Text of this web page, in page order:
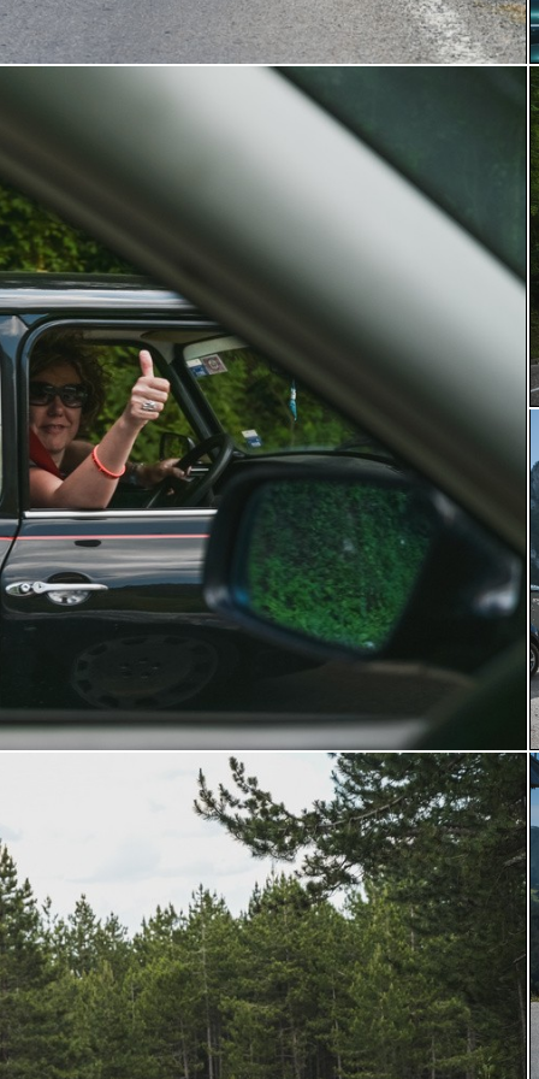
by Milos Nikodijevic autoslavia.com
by Milos Nikodijevic autoslavia.com